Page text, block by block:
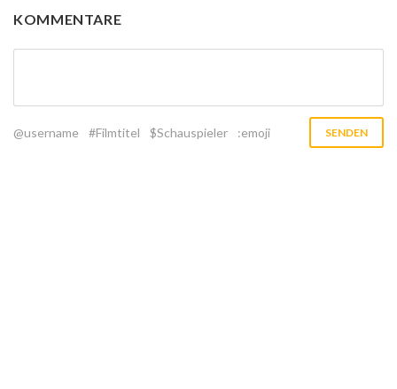
KOMMENTARE
@username #Filmtitel $Schauspieler :emoji